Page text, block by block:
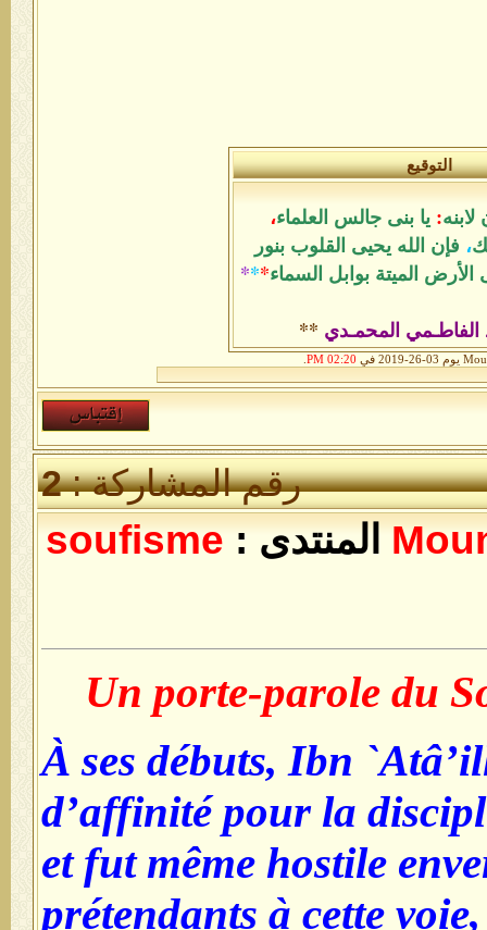
التوقيع
: يا بنى جالس العلماء،
، فإن الله يحيى القلوب بنور
الميتة بوابل السماء*
*
*
الفاطـمي المحمـدي **
02:20 PM
.
رقم المشاركة :2
المنتدى : soufisme
Un porte-parole du
À ses débuts, Ibn
d’affinité pour la
et fut même hostile
prétendants à cette